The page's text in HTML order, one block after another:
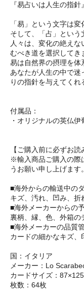
『易占いは人生の指針』
「易」という文字は変
そして、「占」という
人々は、変化の絶え
むべき道を選択してき
易は自然界の摂理を体
あなたが人生の中で迷
りの指針を与えてくれ
付属品：
・オリジナルの英仏
【ご購入前に必ずお読
※輸入商品ご購入の際
うお願い申し上げます。
■海外からの輸送中の
キズ、汚れ、凹み、折
■海外メーカーからの
裏柄、縁、色、外箱の
■海外メーカーの品質
カードの細かなキズ、
国：イタリア
メーカー：Lo
カードサイズ：
枚数：64枚